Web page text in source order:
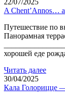
22/07/2025
A Chent’Annos…
Путешествие по
Панорамная
хорошей еде
Читать далее
30/04/2025
Кала Голорицце